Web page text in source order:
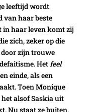
leeftijd wordt
van haar beste
in haar leven komt zij
zich, zeker op die
door zijn trouwe
Het feel
einde, als een
Toen Monique
alsof Saskia uit
Nu staat ze buiten,